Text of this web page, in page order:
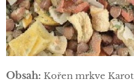
Obsah: Kořen mrkve